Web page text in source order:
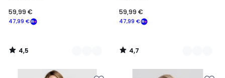
47,99 €
59,99 €
4,5
/
47,99 €
59,99 €
4,7
/